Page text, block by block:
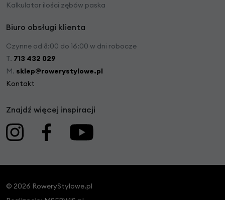
Kalkulator ilości zębów paska
Biuro obsługi klienta
Czynne od 8:00 do 16:00 w dni robocze
T. 713 432 029
M. sklep@rowerystylowe.pl
Kontakt
Znajdź więcej inspiracji
© 2026 RoweryStylowe.pl